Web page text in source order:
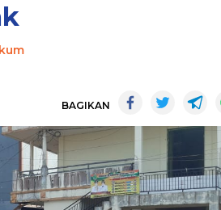
BAGIKAN